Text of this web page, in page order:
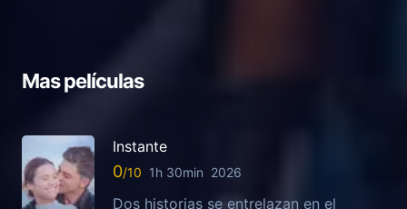
Mas películas
Instante
0 1h 30min 2026
Dos historias se entrelazan en el